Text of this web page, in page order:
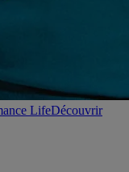
LifeDécouvrir